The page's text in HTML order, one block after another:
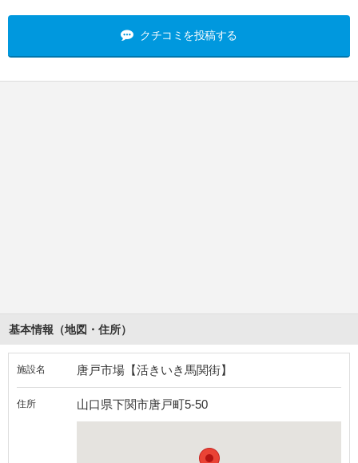
クチコミを投稿する
基本情報（地図・住所）
施設名 唐戸市場【活きいき馬関街】
住所 山口県下関市唐戸町5-50